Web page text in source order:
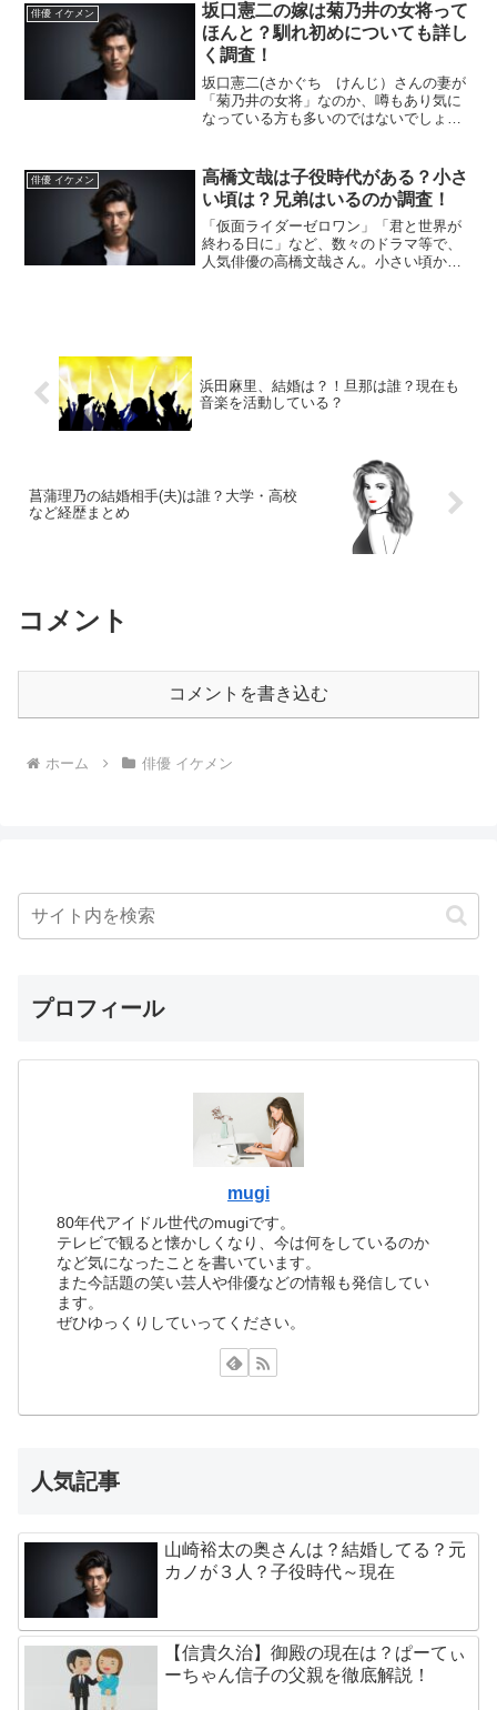
よね。調べてみました。山崎裕太の子役
時代の番組は？山崎裕太さん...
俳優 イケメン
坂口憲二の嫁は菊乃井の女将って
ほんと？馴れ初めについても詳し
く調査！
坂口憲二(さかぐち けんじ）さんの妻が
「菊乃井の女将」なのか、噂もあり気に
なっている方も多いのではないでしょう
について詳しく解説し、2人の馴れ初めや
奥様の背景についても...
俳優 イケメン
高橋文哉は子役時代がある？小さ
い頃は？兄弟はいるのか調査！
「仮面ライダーゼロワン」「君と世界が
終わる日に」など、数々のドラマ等で、
人気俳優の高橋文哉さん。小さい頃から
浜田麻里、結婚は？！旦那は誰？現在も
音楽を活動している？
菖蒲理乃の結婚相手(夫)は誰？大学・高校
など経歴まとめ
コメント
コメントを書き込む
ホーム 俳優 イケメン
プロフィール
mugi
80年代アイドル世代のmugiです。
テレビで観ると懐かしくなり、今は何をしているのか
など気になったことを書いています。
また今話題の笑い芸人や俳優などの情報も発信してい
ます。
ぜひゆっくりしていってください。
人気記事
山崎裕太の奥さんは？結婚してる？元
カノが３人？子役時代～現在
【信貴久治】御殿の現在は？ぱーてぃ
ーちゃん信子の父親を徹底解説！